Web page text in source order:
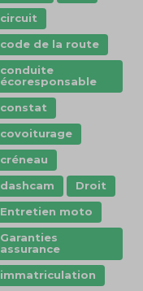
circuit
code de la route
conduite
écoresponsable
constat
covoiturage
créneau
dashcam
Droit
Entretien moto
Garanties
assurance
immatriculation